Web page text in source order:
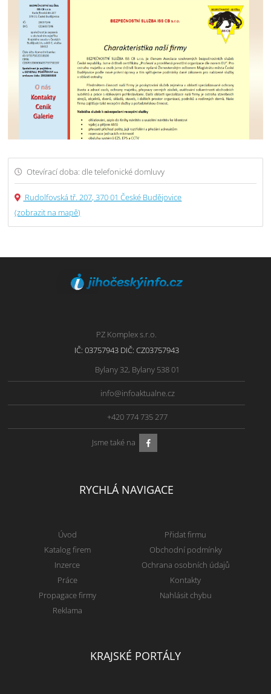
Otevírací doba: dle telefonické domluvy
Rudolfovská tř. 207, 370 01 České Budějovice
(zobrazit na mapě)
PZ Komplex s.r.o.
IČ: 03757943 DIČ: CZ03757943
Bylany 32, Bylany 538 01
info@infoaktualne.cz
+420 774 735 277
Jsme také na
RYCHLÁ NAVIGACE
Úvod
Katalog firem
Inzerce
Práce
Propagace firmy
Reklama
Přidat firmu
Obchodní podmínky
Ochrana osobních údajů
Kontakty
Nahlásit chybu
KRAJSKÉ PORTÁLY